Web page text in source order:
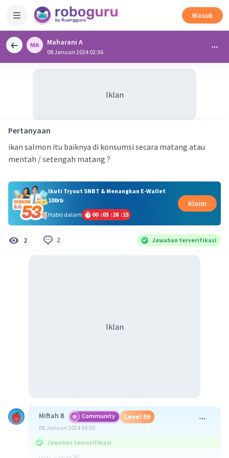
Masuk
Maharani A
08 Januari 2024 02:36
Iklan
Pertanyaan
ikan salmon itu baiknya di konsumsi secara matang atau
mentah / setengah matang ?
Ikuti Tryout SNBT & Menangkan E-Wallet
100rb
Habis dalam
00 :03 :28 :15
Klaim
2 2 Jawaban terverifikasi
Iklan
Miftah B Community Level 59
08 Januari 2024 04:55
Jawaban terverifikasi